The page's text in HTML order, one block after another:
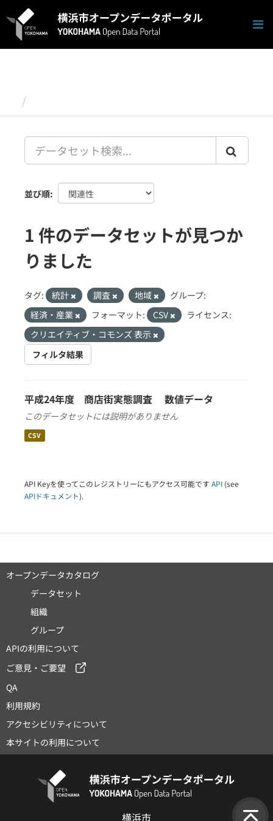
キ
並び順
1 件のデータセットが見つか
りました
タグ: 統計 調査 地域
グループ:
経済・産業
フォーマット: CSV
ライセンス:
クリエイティブ・コモンズ 表示
フィルタ結果
平成24年度 商店街実態調査 数値データ
このデータセットには説明がありません
CSV
API Keyを使ってこのレジストリーにもアクセス可能です API (see
APIドキュメント).
オープンデータカタログ
データセット
組織
グループ
APIの利用について
ご意見・ご要望
QA
利用規約
アクセシビリティについて
本サイトの利用について
横浜市